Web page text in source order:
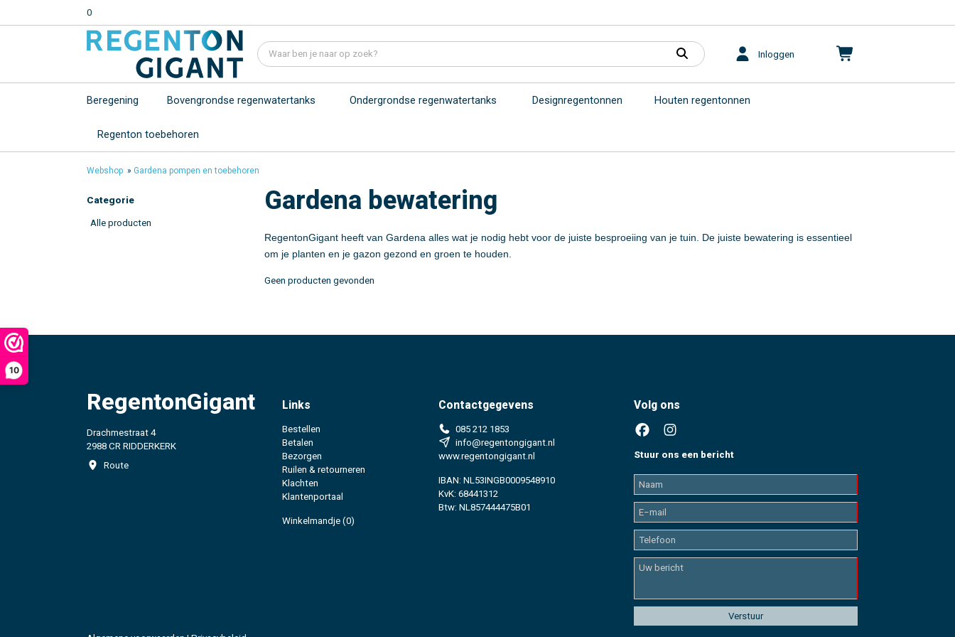
10
0
Inloggen
Beregening Bovengrondse regenwatertanks Ondergrondse regenwatertanks Designregentonnen Houten regentonnen
Regenton toebehoren
Webshop » Gardena pompen en toebehoren
Categorie
Alle producten
Gardena bewatering
RegentonGigant heeft van Gardena alles wat je nodig hebt voor de juiste besproeiing van je tuin. De juiste bewatering is essentieel
om je planten en je gazon gezond en groen te houden.
Geen producten gevonden
RegentonGigant
Drachmestraat 4
2988 CR RIDDERKERK
Route
Links
Bestellen
Betalen
Bezorgen
Ruilen & retourneren
Klachten
Klantenportaal
Winkelmandje (0)
Contactgegevens
085 212 1853
info@regentongigant.nl
www.regentongigant.nl
IBAN: NL53INGB0009548910
KvK: 68441312
Btw: NL857444475B01
Volg ons
Stuur ons een bericht